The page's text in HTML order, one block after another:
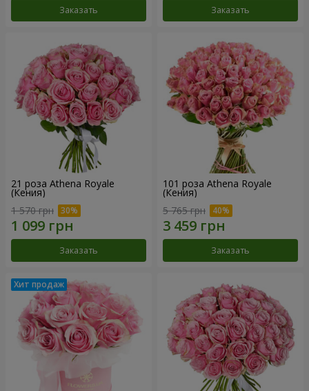
Заказать Заказать
21 роза Athena Royale
(Кения)
1 570 грн
Заказать
101 роза Athena Royale
(Кения)
5 765 грн
Заказать